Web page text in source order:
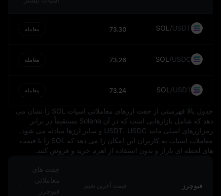
برمودا کمک می‌کند؛ موضوعی که با توجه به وابستگی بالای این
اقتصاد به واردات—به‌ویژه از ایالات متحده—اهمیت مضاعفی
در جمع‌بندی، دلار برمودا شریان حیاتی اقتصاد این جزیره
همچنین نشان‌دهنده پیوستگی اقتصادهای ملی در سطح جهانی و
است.
SOL /USDT
73.30 معامله
SOL /USDC
73.26 معامله
SOL /USD1
73.24 معامله
جدول بالا فهرستی از جفت‌ ارزهای معاملاتی اسپات SOL را نشان می‌
دهد که شامل بازارهایی است که در آن Solana مستقیماً در برابر
رمزارزهای اصلی مانند USDT، USDC و سایر ارزها مبادله می‌ شود.
معاملات اسپات به کاربران این امکان را می‌ دهد که SOL را با قیمت‌
های لحظه‌ ای بازار و بدون استفاده از اهرم خرید و فروش کنند.
فیوچرز قیمت آخرین تغییر
جفت‌ های
معاملاتی
فیوچرز